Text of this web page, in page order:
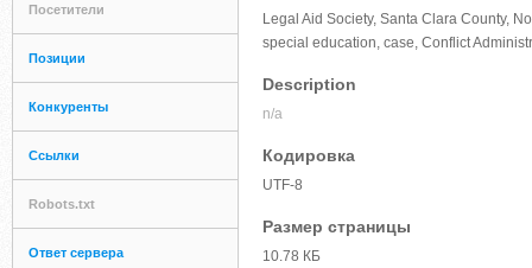
Посетители
Позиции
Конкуренты
Ссылки
Robots.txt
Ответ сервера
Legal Aid Society, Santa Clara County,
special education, case, Conflict
Description
n/a
Кодировка
UTF-8
Размер страницы
10.78 КБ